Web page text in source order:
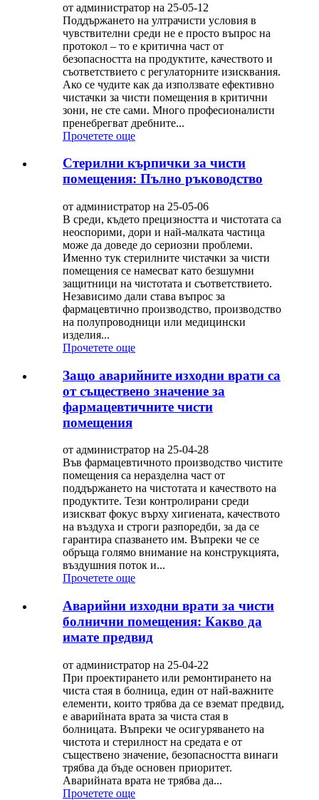
от администратор на 25-05-12
Поддържането на ултрачисти условия в
чувствителни среди не е просто въпрос на
протокол – то е критична част от
безопасността на продуктите, качеството и
съответствието с регулаторните изисквания.
Ако се чудите как да използвате ефективно
чистачки за чисти помещения в критични
зони, не сте сами. Много професионалисти
пренебрегват дребните...
Прочетете още
Стерилни кърпички за чисти
помещения: Пълно ръководство
от администратор на 25-05-06
В среди, където прецизността и чистотата са
неоспорими, дори и най-малката частица
може да доведе до сериозни проблеми.
Именно тук стерилните чистачки за чисти
помещения се намесват като безшумни
защитници на чистотата и съответствието.
Независимо дали става въпрос за
фармацевтично производство, производство
на полупроводници или медицински
изделия...
Прочетете още
Защо аварийните изходни врати са
от съществено значение за
фармацевтичните чисти
помещения
от администратор на 25-04-28
Във фармацевтичното производство чистите
помещения са неразделна част от
поддържането на чистотата и качеството на
продуктите. Тези контролирани среди
изискват фокус върху хигиената, качеството
на въздуха и строги разпоредби, за да се
гарантира спазването им. Въпреки че се
обръща голямо внимание на конструкцията,
въздушния поток и...
Прочетете още
Аварийни изходни врати за чисти
болнични помещения: Какво да
имате предвид
от администратор на 25-04-22
При проектирането или ремонтирането на
чиста стая в болница, един от най-важните
елементи, които трябва да се вземат предвид,
е аварийната врата за чиста стая в
болницата. Въпреки че осигуряването на
чистота и стерилност на средата е от
съществено значение, безопасността винаги
трябва да бъде основен приоритет.
Аварийната врата не трябва да...
Прочетете още